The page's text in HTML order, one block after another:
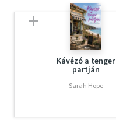
Kávézó a tenger
partján
Sarah Hope